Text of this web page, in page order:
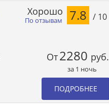
По отзывам
Хорошо 7.8 / 10
От2280 руб.
за 1 ночь
ПОДРОБНЕЕ